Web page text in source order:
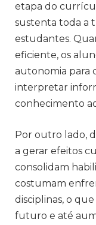
etapa do
sustenta toda a
estudantes.
eficiente, os
autonomia para
interpretar
conhecimento
Por outro lado,
a gerar efeitos
consolidam
costumam
disciplinas, o
futuro e até